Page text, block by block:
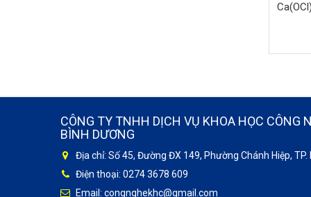
CÔNG TY TNHH DỊCH VỤ KHOA HỌC CÔNG
BÌNH DƯƠNG
Địa chỉ: Số 45, Đường ĐX 149, Phường Chánh Hiệp, TP.
Điện thoại: 0274 3678 609
Email: congnghekhc@gmail.com